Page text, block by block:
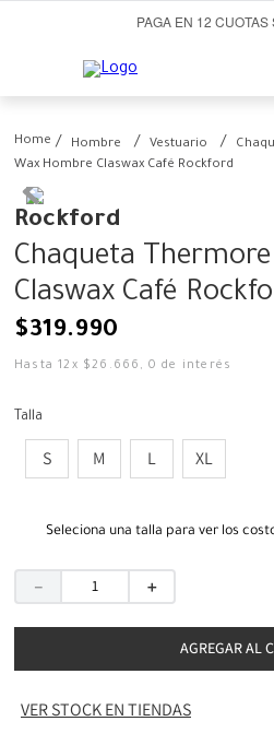
PAGA EN 12 CUOTAS
Hombre Vestuario
Wax Hombre Claswax Café Rockford
Rockford
Chaqueta
Claswax Café
$319.990
Hasta12 x $26 . 666 , 0 de interés
Talla
S M L XL
Seleciona una talla para ver los
＋
－
AGREGAR AL
VER STOCK EN TIENDAS